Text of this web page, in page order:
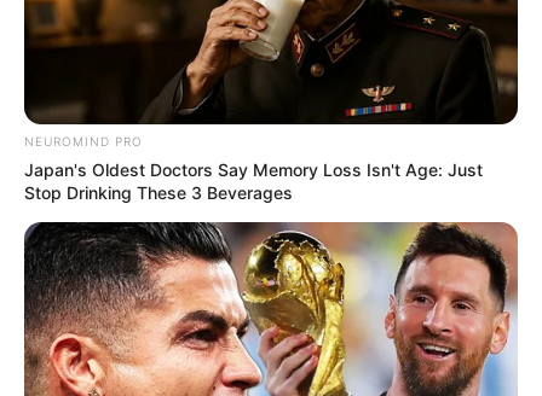
NEUROMIND PRO
Japan's Oldest Doctors Say Memory Loss Isn't Age: Just
Stop Drinking These 3 Beverages